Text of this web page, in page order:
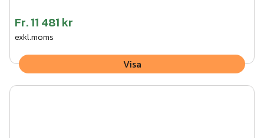
Fr.11 481 kr
exkl.moms
Visa